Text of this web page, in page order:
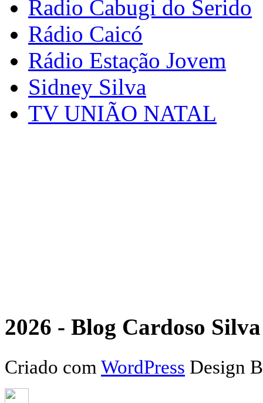
Radio Cabugi do Serido
Rádio Caicó
Rádio Estação Jovem
Sidney Silva
TV UNIÃO NATAL
2026 - Blog Cardoso
Criado com WordPress Design